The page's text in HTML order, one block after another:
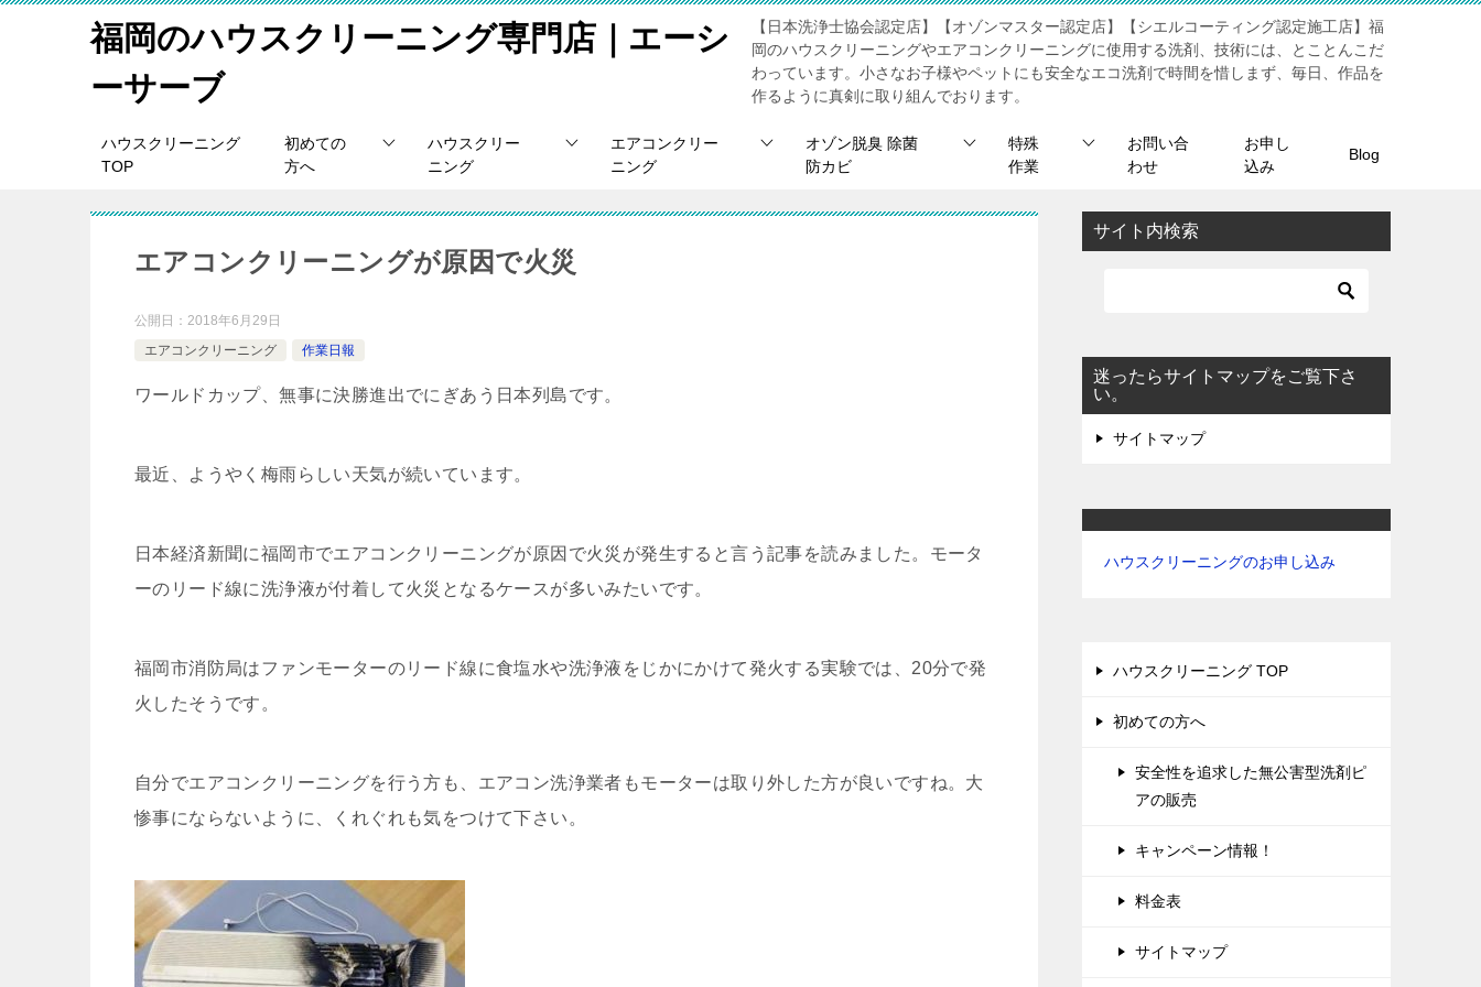
福岡のハウスクリーニング専門店｜エーシ
ーサーブ
【日本洗浄士協会認定店】【オゾンマスター認定店】【シエルコーティング認定施工店】福
岡のハウスクリーニングやエアコンクリーニングに使用する洗剤、技術には、とことんこだ
わっています。小さなお子様やペットにも安全なエコ洗剤で時間を惜しまず、毎日、作品を
作るように真剣に取り組んでおります。
ハウスクリーニング
TOP
初めての
方へ
ハウスクリー
ニング
エアコンクリー
ニング
オゾン脱臭 除菌
防カビ
特殊
作業
お問い合
わせ
お申し
込み
Blog
エアコンクリーニングが原因で火災
公開日： 2018年6月29日
エアコンクリーニング
作業日報
ワールドカップ、無事に決勝進出でにぎあう日本列島です。
最近、ようやく梅雨らしい天気が続いています。
日本経済新聞に福岡市でエアコンクリーニングが原因で火災が発生すると言う記事を読みました。モータ
ーのリード線に洗浄液が付着して火災となるケースが多いみたいです。
福岡市消防局はファンモーターのリード線に食塩水や洗浄液をじかにかけて発火する実験では、20分で発
火したそうです。
自分でエアコンクリーニングを行う方も、エアコン洗浄業者もモーターは取り外した方が良いですね。大
惨事にならないように、くれぐれも気をつけて下さい。
サイト内検索
迷ったらサイトマップをご覧下さ
い。
サイトマップ
ハウスクリーニングのお申し込み
ハウスクリーニング TOP
初めての方へ
安全性を追求した無公害型洗剤ピ
アの販売
キャンペーン情報！
料金表
サイトマップ